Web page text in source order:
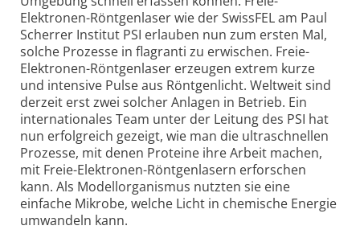
Elektronen-Röntgen­laser wie der SwissFEL am Paul
Scherrer Institut PSI erlauben nun zum ersten Mal,
solche Prozesse in flagranti zu erwischen. Freie-
Elektronen-Röntgen­laser erzeugen extrem kurze
und inten­sive Pulse aus Röntgenlicht. Weltweit sind
derzeit erst zwei solcher Anlagen in Betrieb. Ein
inter­nationales Team unter der Leitung des PSI hat
nun erfolgreich gezeigt, wie man die ultra­schnellen
Prozesse, mit denen Proteine ihre Arbeit machen,
mit Freie-Elektronen-Röntgen­lasern erforschen
kann. Als Modell­organismus nutzten sie eine
einfache Mikrobe, welche Licht in chemische Energie
umwandeln kann.